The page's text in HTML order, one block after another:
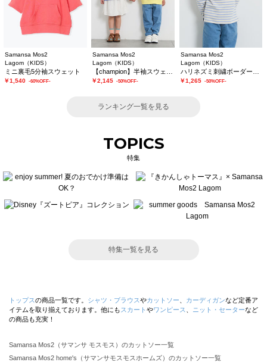
Samansa Mos2
Lagom（KIDS）
ミニ裏毛5分袖スウェット
￥1,540 -60%OFF-
Samansa Mos2
Lagom（KIDS）
￥2,145 -50%OFF-
Samansa Mos2
Lagom（KIDS）
￥1,265 -50%OFF-
ランキング一覧を見る
TOPICS
特集
特集一覧を見る
トップスの商品一覧です。 シャツ・ブラウスやカットソー カーディガンなど定番ア
イテムを取り揃えております。他にも スカート やワンピース ニット・セーターなど
の商品も充実！
Samansa Mos2（サマンサ モスモス）のカットソー一覧
Samansa Mos2 home's（サマンサモスモスホームズ）のカットソー一覧